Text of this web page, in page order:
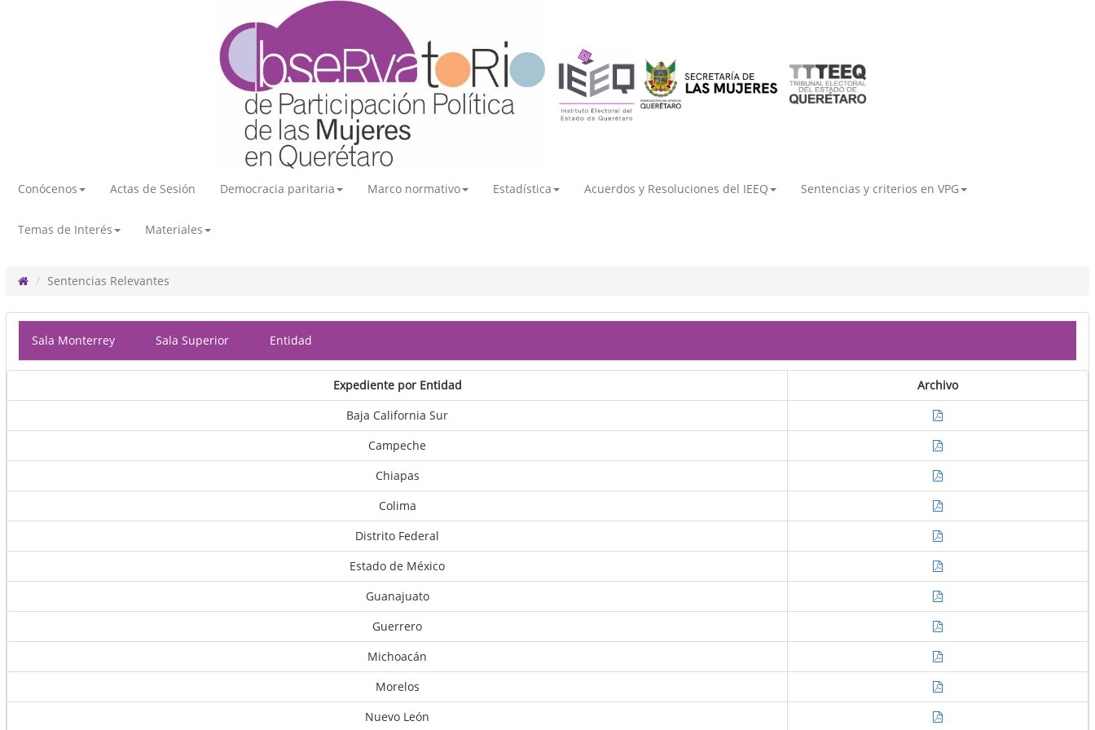
Conócenos Actas de Sesión Democracia paritaria Marco normativo Estadística Acuerdos y Resoluciones del IEEQ Sentencias y criterios en VPG
Temas de Interés Materiales
Sentencias Relevantes
Sala Monterrey Sala Superior Entidad
Expediente por Entidad
Archivo
Baja California Sur
Campeche
Chiapas
Colima
Distrito Federal
Estado de México
Guanajuato
Guerrero
Michoacán
Morelos
Nuevo León